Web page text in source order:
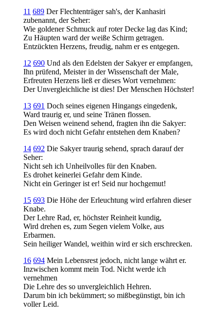
11 689 Der Flechtenträger sah's, der Kanhasiri
zubenannt, der Seher:
Wie goldener Schmuck auf roter Decke lag das Kind;
Zu Häupten ward der weiße Schirm getragen.
Entzückten Herzens, freudig, nahm er es entgegen.
12 690 Und als den Edelsten der Sakyer er empfangen,
Ihn prüfend, Meister in der Wissenschaft der Male,
Erfreuten Herzens ließ er dieses Wort vernehmen:
Der Unvergleichliche ist dies! Der Menschen Höchster!
13 691 Doch seines eigenen Hingangs eingedenk,
Ward traurig er, und seine Tränen flossen.
Den Weisen weinend sehend, fragten ihn die Sakyer:
Es wird doch nicht Gefahr entstehen dem Knaben?
14 692 Die Sakyer traurig sehend, sprach darauf der
Seher:
Nicht seh ich Unheilvolles für den Knaben.
Es drohet keinerlei Gefahr dem Kinde.
Nicht ein Geringer ist er! Seid nur hochgemut!
15 693 Die Höhe der Erleuchtung wird erfahren dieser
Knabe.
Der Lehre Rad, er, höchster Reinheit kundig,
Wird drehen es, zum Segen vielem Volke, aus
Erbarmen.
Sein heiliger Wandel, weithin wird er sich erschrecken.
16 694 Mein Lebensrest jedoch, nicht lange währt er.
Inzwischen kommt mein Tod. Nicht werde ich
vernehmen
Die Lehre des so unvergleichlich Hehren.
Darum bin ich bekümmert; so mißbegünstigt, bin ich
voller Leid.